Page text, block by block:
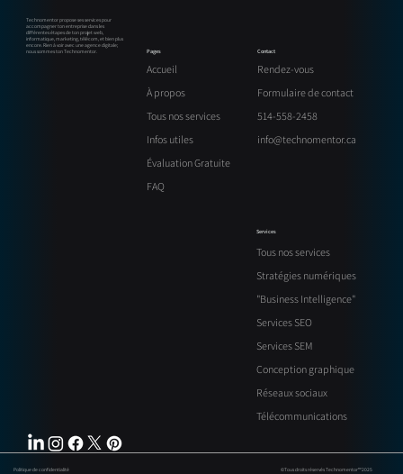
entreprises au Québec
Pages
Accueil
À propos
Tous nos services
Infos utiles
Évaluation Gratuite
FAQ
Contact
Rendez-vous
Formulaire de contact
514-558-2458
info@technomentor.ca
Services
Tous nos services
Stratégies numériques
"Business Intelligence"
Services SEO
Services SEM
Conception graphique
Réseaux sociaux
Télécommunications
Technomentor propose ses services pour
accompagner ton entreprise dans les
différentes étapes de ton projet web,
informatique, marketing, télécom, et bien plus
encore. Rien à voir avec une agence digitale;
nous sommes ton Technomentor.
Politique de confidentialité ©Tous droits réservés Technomentor™ 2025